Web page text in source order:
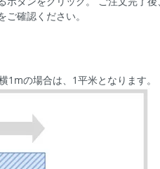
確認ください。
の場合は、1平米となります。